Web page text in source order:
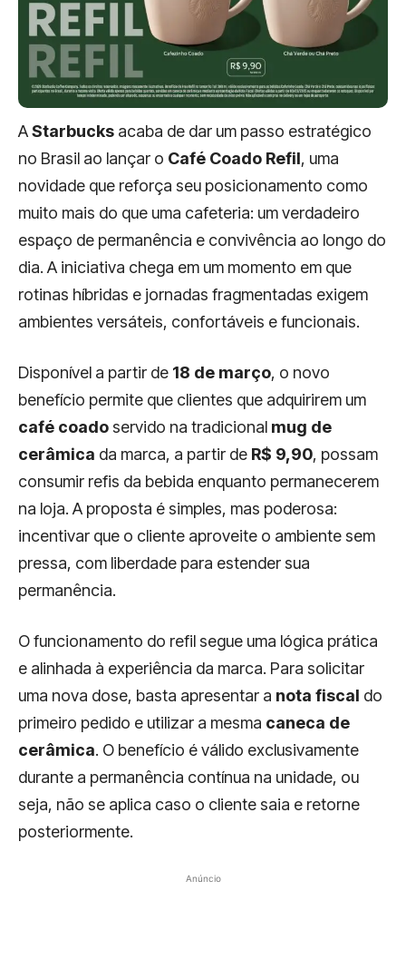
AStarbucks acaba de dar um passo estratégico
no Brasil ao lançar o Café Coado Refil, uma
novidade que reforça seu posicionamento como
muito mais do que uma cafeteria: um verdadeiro
espaço de permanência e convivência ao longo do
dia. A iniciativa chega em um momento em que
rotinas híbridas e jornadas fragmentadas exigem
ambientes versáteis, confortáveis e funcionais.
Disponível a partir de 18 de março, o novo
benefício permite que clientes que adquirirem um
café coadoservido na tradicional mug de
cerâmica da marca, a partir de R$ 9,90, possam
consumir refis da bebida enquanto permanecerem
na loja. A proposta é simples, mas poderosa:
incentivar que o cliente aproveite o ambiente sem
pressa, com liberdade para estender sua
permanência.
O funcionamento do refil segue uma lógica prática
e alinhada à experiência da marca. Para solicitar
uma nova dose, basta apresentar a nota fiscal do
primeiro pedido e utilizar a mesma caneca de
cerâmica. O benefício é válido exclusivamente
durante a permanência contínua na unidade, ou
seja, não se aplica caso o cliente saia e retorne
posteriormente.
Anúncio